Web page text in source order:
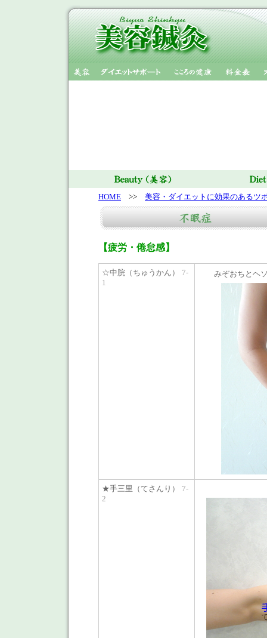
HOME >> 美容・ダイエットに効果のあるツ
【疲労・倦怠感】
☆中脘（ちゅうかん）
7-
1
みぞおちとヘ
★手三里（てさんり）
7-
2